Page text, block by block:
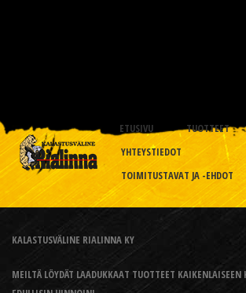
ETUSIVU TUOTTEET
YHTEYSTIEDOT
TOIMITUSTAVAT JA -EHDOT
KALASTUSVÄLINE RIALINNA KY
MEILTÄ LÖYDÄT LAADUKKAAT TUOTTEET KAIKENLAISEEN